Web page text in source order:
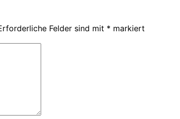
Felder sind mit * markiert